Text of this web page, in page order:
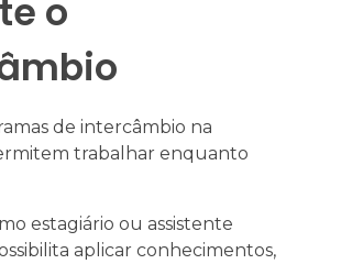
o
de intercâmbio na
trabalhar enquanto
estagiário ou assistente
aplicar conhecimentos,